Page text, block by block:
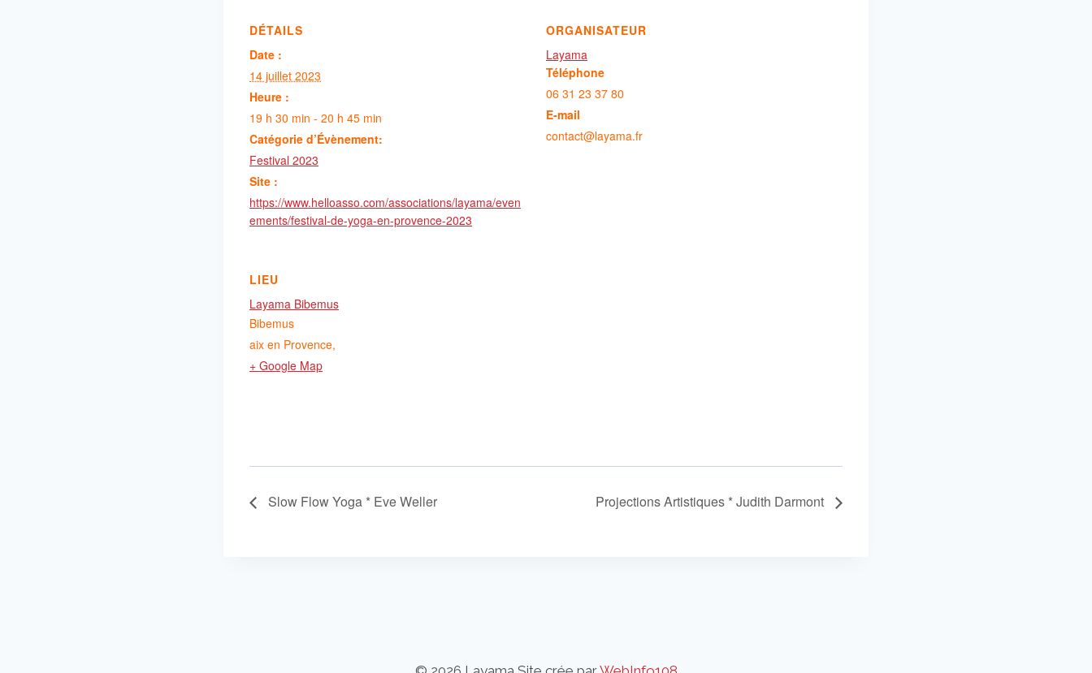
DÉTAILS
Date :
14 juillet 2023
Heure :
19 h 30 min - 20 h 45 min
Catégorie d’Évènement:
Festival 2023
Site :
https://www.helloasso.com/associations/layama/even
ements/festival-de-yoga-en-provence-2023
ORGANISATEUR
Layama
Téléphone
06 31 23 37 80
E-mail
contact@layama.fr
LIEU
Layama Bibemus
Bibemus
aix en Provence,
+ Google Map
Slow Flow Yoga * Eve Weller Projections Artistiques * Judith Darmont